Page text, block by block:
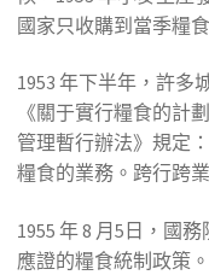
國家只收購到當季糧
1953 年下半年，許多
《關于實行糧食的計
管理暫行辦法》規定
糧食的業務。跨行跨
1955 年 8 月5日，國
應證的糧食統制政策